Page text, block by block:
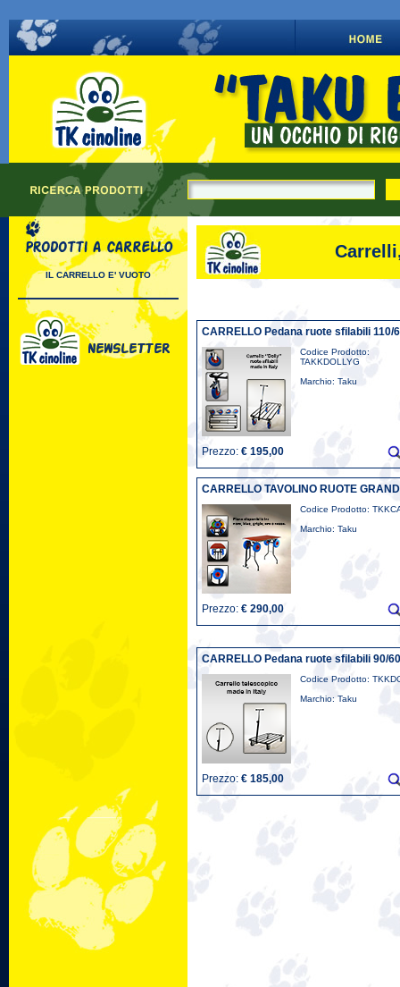
IL CARRELLO E' VUOTO
CARRELLO Pedana ruote sfilabili 110/
Codice Prodotto:
TAKKDOLLYG
Marchio: Taku
Prezzo: € 195,00
CARRELLO TAVOLINO RUOTE
Codice Prodotto:
Marchio: Taku
Prezzo: € 290,00
CARRELLO Pedana ruote sfilabili 90/60
Codice Prodotto:
Marchio: Taku
Prezzo: € 185,00